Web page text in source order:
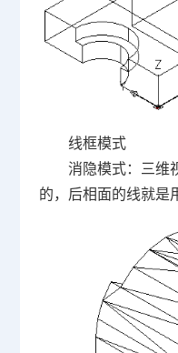
线框模式
消隐模式：三维
的，后相面的线就是